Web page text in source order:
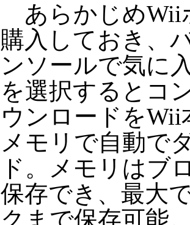
あらかじめWii
購入しておき、
ンソールで気に
を選択するとコ
ウンロードをWii
メモリで自動で
ド。メモリはブ
保存でき、最大
クまで保存可能